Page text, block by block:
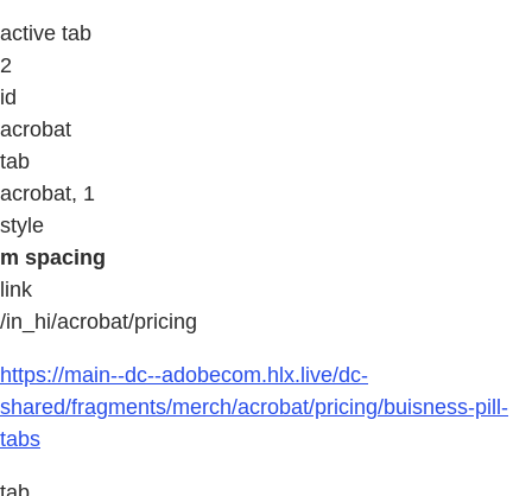
active tab
2
id
acrobat
tab
acrobat, 1
style
m spacing
link
/in_hi/acrobat/pricing
https://main--dc--adobecom.hlx.live/dc-
shared/fragments/merch/acrobat/pricing/buisness-pill-
tabs